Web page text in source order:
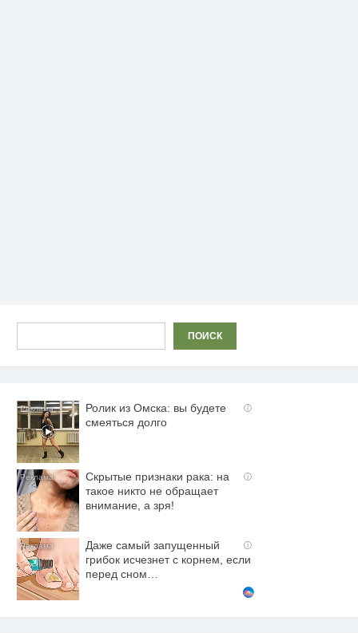
ПОИСК
i
Ролик из Омска: вы будете
смеяться долго
i
Скрытые признаки рака: на
такое никто не обращает
внимание, а зря!
i
Даже самый запущенный
грибок исчезнет с корнем, если
перед сном…